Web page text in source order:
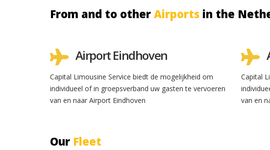
From and to other Airports in the
Airport Eindhoven
Capital Limousine Service biedt de mogelijkheid om
individueel of in groepsverband uw gasten te vervoeren
van en naar Airport Eindhoven
Capital
van en
Our Fleet